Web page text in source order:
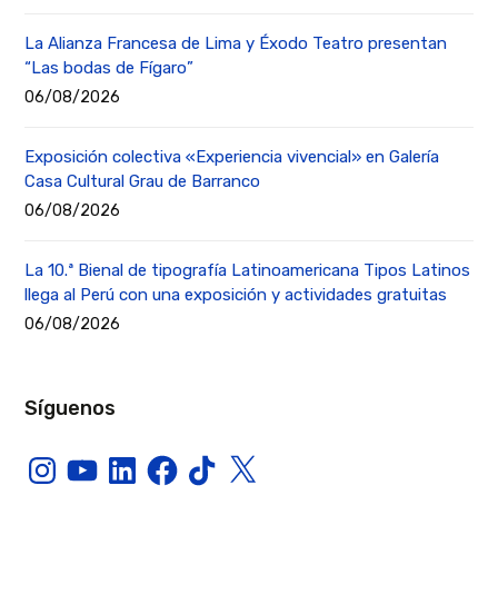
La Alianza Francesa de Lima y Éxodo Teatro presentan
“Las bodas de Fígaro”
06/08/2026
Exposición colectiva «Experiencia vivencial» en Galería
Casa Cultural Grau de Barranco
06/08/2026
La 10.ª Bienal de tipografía Latinoamericana Tipos Latinos
llega al Perú con una exposición y actividades gratuitas
06/08/2026
Síguenos
InstagramYouTubeLinkedInFacebook
TikTokX